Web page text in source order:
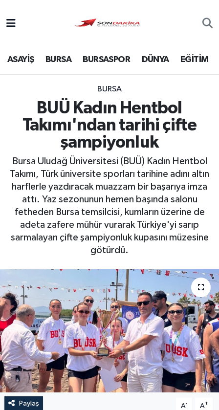
ASAYİŞ BURSA BURSASPOR DÜNYA EĞİTİM
BURSA
BUÜ Kadın Hentbol
Takımı'ndan tarihi çifte
şampiyonluk
Bursa Uludağ Üniversitesi (BUÜ) Kadın Hentbol
Takımı, Türk üniversite sporları tarihine adını altın
harflerle yazdıracak muazzam bir başarıya imza
attı. Yaz sezonunun hemen başında salonu
fetheden Bursa temsilcisi, kumların üzerine de
adeta zafere mühür vurarak Türkiye'yi sarıp
sarmalayan çifte şampiyonluk kupasını müzesine
götürdü.
Paylaş A- A+
Bursa
Ekonomi
Genel
Gündem
Magazin
Sağlık
Spor
Türkiye
Video Galeri